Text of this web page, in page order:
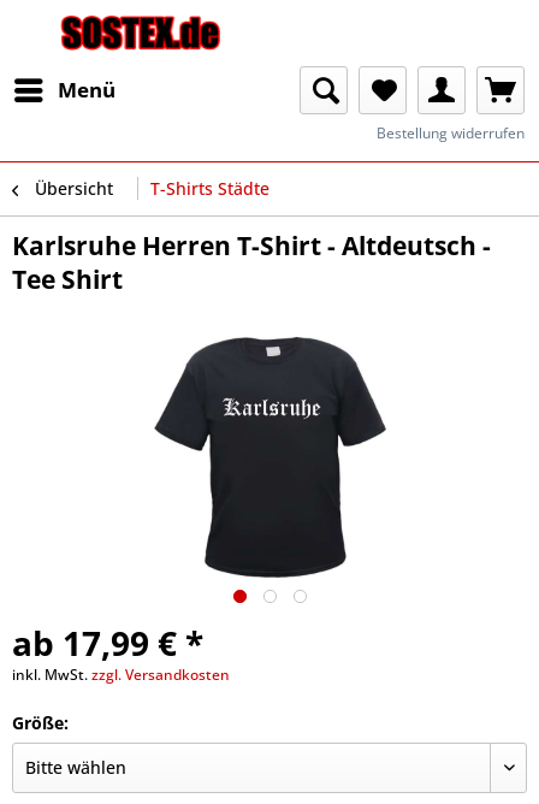
Menü
Bestellung widerrufen
Übersicht T-Shirts Städte
Karlsruhe Herren T-Shirt - Altdeutsch -
Tee Shirt
ab 17,99 € *
inkl. MwSt.zzgl. Versandkosten
Größe: